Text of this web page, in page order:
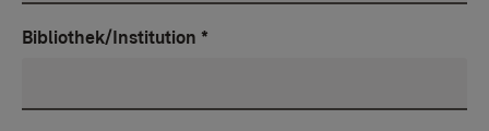
Bibliothek/Institution *